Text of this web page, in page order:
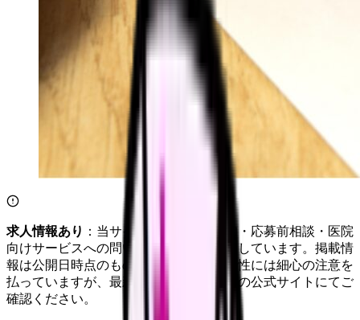
求人情報あり ：当サイトは自社求人通知・応募前相談・医院
向けサービスへの問い合わせ導線を設置しています。掲載情
報は公開日時点のものです。記事の正確性には細心の注意を
払っていますが、最新情報は各サービスの公式サイトにてご
確認ください。